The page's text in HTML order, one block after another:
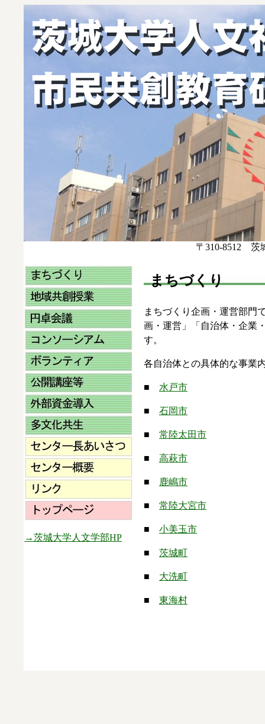
〒310-8512 茨
→茨城大学人文学部HP
まちづくり
まちづくり企画・運営部門
画・運営」「自治体・企業
す。
各自治体との具体的な事業
■ 水戸市
■ 石岡市
■ 常陸太田市
■ 高萩市
■ 鹿嶋市
■ 常陸大宮市
■ 小美玉市
■ 茨城町
■ 大洗町
■ 東海村